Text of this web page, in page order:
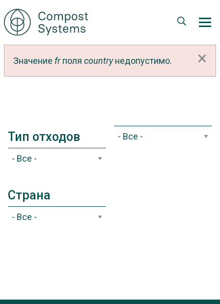
Перейти
к
основному
содержанию
Сообщение
об
Значение frполя countryнедопустимо. ×
Тип отходов
Страна